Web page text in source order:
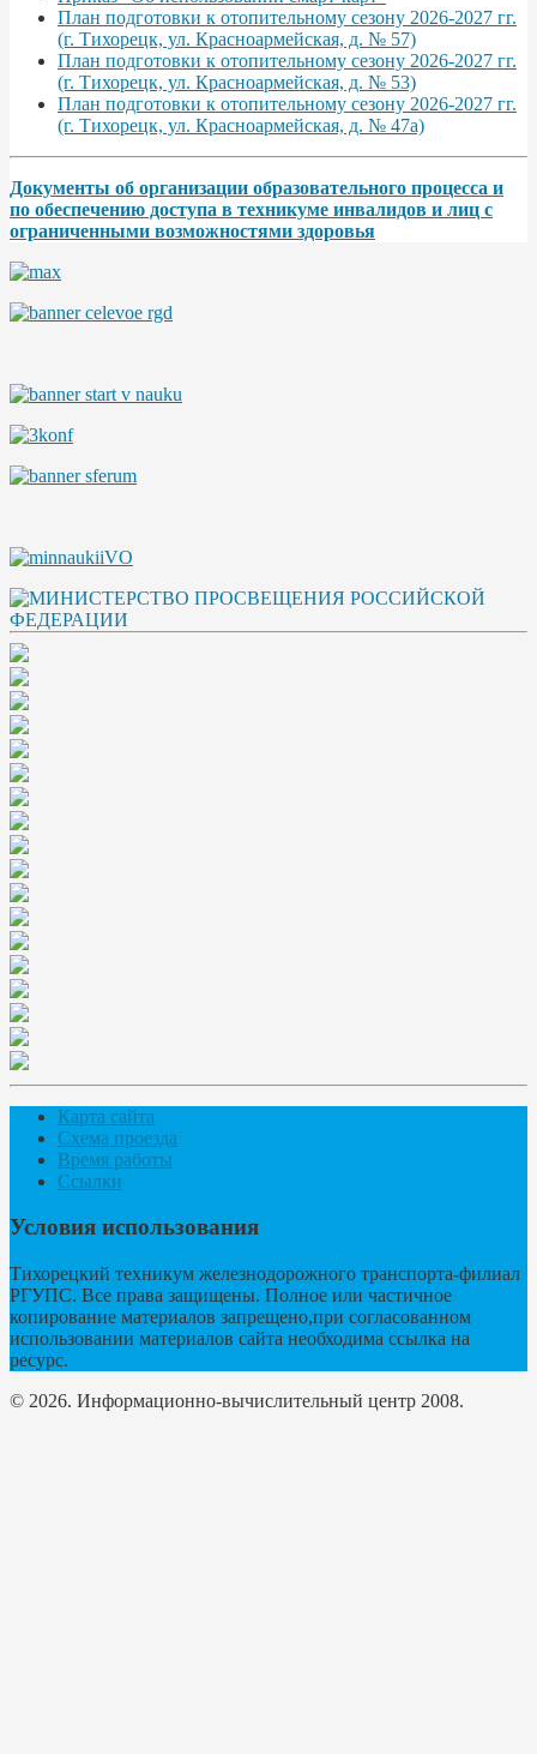
План подготовки к отопительному сезону 2026-2027 гг.
(г. Тихорецк, ул. Красноармейская, д. № 57)
План подготовки к отопительному сезону 2026-2027 гг.
(г. Тихорецк, ул. Красноармейская, д. № 53)
План подготовки к отопительному сезону 2026-2027 гг.
(г. Тихорецк, ул. Красноармейская, д. № 47а)
Документы об организации образовательного процесса и
по обеспечению доступа в техникуме инвалидов и лиц с
ограниченными возможностями здоровья
Карта сайта
Схема проезда
Время работы
Ссылки
Условия использования
Тихорецкий техникум железнодорожного транспорта-филиал
РГУПС. Все права защищены. Полное или частичное
копирование материалов запрещено,при согласованном
использовании материалов сайта необходима ссылка на
ресурс.
© 2026. Информационно-вычислительный центр 2008.